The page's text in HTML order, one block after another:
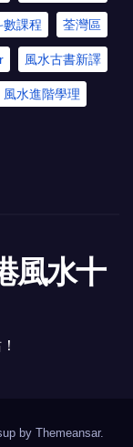
數課程 荃灣區
風水古書新譯
風水進階學理
風水十
by Themeansar.